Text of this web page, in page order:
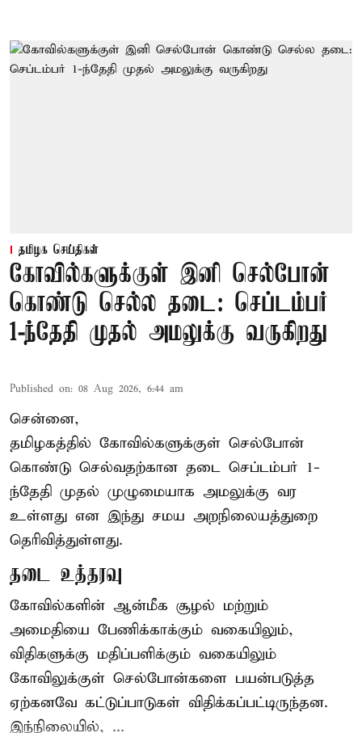
தமிழக செய்திகள்
கோவில்களுக்குள் இனி செல்போன்
கொண்டு செல்ல தடை: செப்டம்பர்
1-ந்தேதி முதல் அமலுக்கு வருகிறது
Published on: 08 Aug 2026, 6:44 am
சென்னை,
தமிழகத்தில் கோவில்களுக்குள் செல்போன்
கொண்டு செல்வதற்கான தடை செப்டம்பர் 1-
ந்தேதி முதல் முழுமையாக அமலுக்கு வர
உள்ளது என இந்து சமய அறநிலையத்துறை
தெரிவித்துள்ளது.
தடை உத்தரவு
கோவில்களின் ஆன்மீக சூழல் மற்றும்
அமைதியை பேணிக்காக்கும் வகையிலும்,
விதிகளுக்கு மதிப்பளிக்கும் வகையிலும்
கோவிலுக்குள் செல்போன்களை பயன்படுத்த
ஏற்கனவே கட்டுப்பாடுகள் விதிக்கப்பட்டிருந்தன.
இந்நிலையில், ...